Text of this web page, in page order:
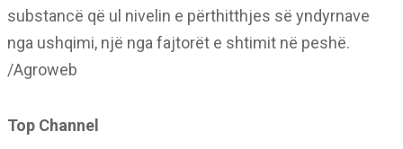
substancë që ul nivelin e përthitthjes së yndyrnave
nga ushqimi, një nga fajtorët e shtimit në peshë.
/Agroweb
Top Channel